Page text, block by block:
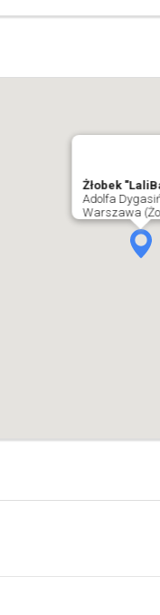
Żłobek
Adolfa
Warszawa